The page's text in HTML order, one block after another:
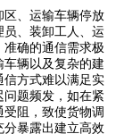
区、运输车辆停放
员、装卸工人、运
确的通信需求极
辆以及复杂的建
信方式难以满足实
问题频发，如在紧
阻，致使货物调
暴露出建立高效